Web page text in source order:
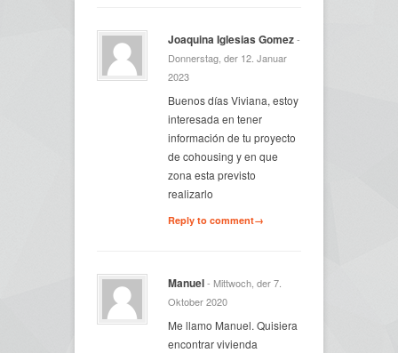
Joaquina Iglesias Gomez-
Donnerstag, der 12. Januar
2023
Buenos días Viviana, estoy
interesada en tener
información de tu proyecto
de cohousing y en que
zona esta previsto
realizarlo
Reply to comment→
Manuel- Mittwoch, der 7.
Oktober 2020
Me llamo Manuel. Quisiera
encontrar vivienda